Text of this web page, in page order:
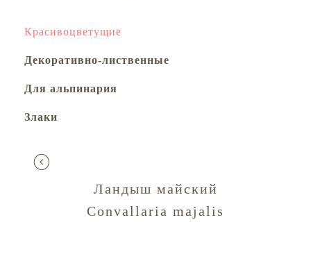
Красивоцветущие
Декоративно-лиственные
Для альпинария
Злаки
Ландыш майский
Convallaria majalis